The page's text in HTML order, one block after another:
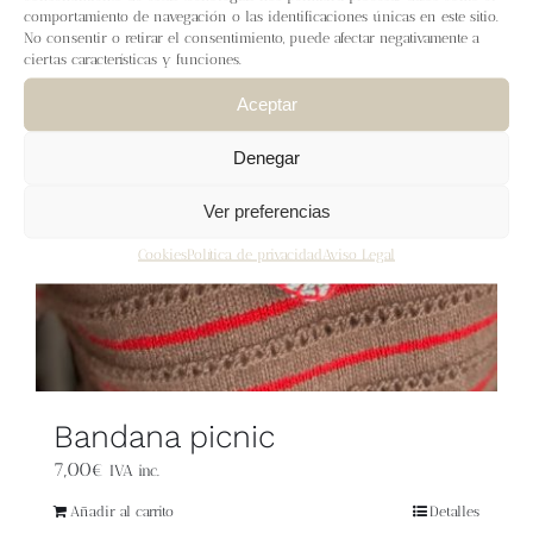
comportamiento de navegación o las identificaciones únicas en este sitio.
No consentir o retirar el consentimiento, puede afectar negativamente a
ciertas características y funciones.
Aceptar
Denegar
Ver preferencias
CookiesPolítica de privacidad Aviso Legal
Blog
Contacto
Newsletter
Carrito
Mi cuenta
Bandana picnic
7,00€ IVA inc.
Añadir al carrito Detalles